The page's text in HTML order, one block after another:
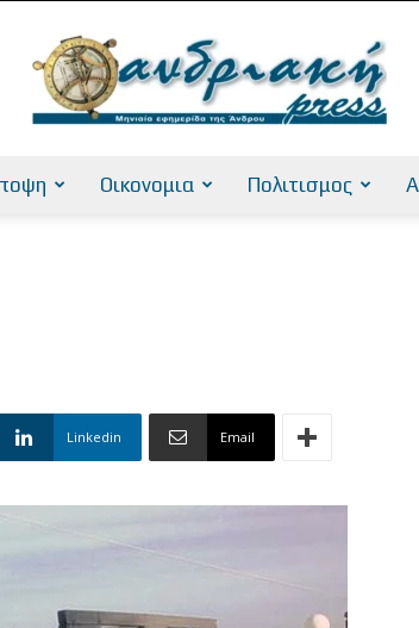
Οικονομια Πολιτισμος
Linkedin Email